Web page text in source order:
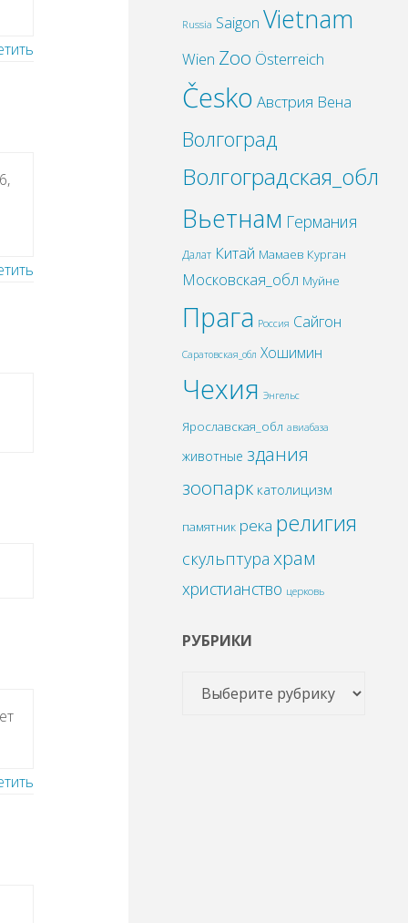
Russia Saigon Vietnam
Wien Zoo Österreich
Česko Австрия Вена
Волгоград
Волгоградская_обл
Вьетнам Германия
Далат Китай Мамаев Курган
Московская_обл Муйне
Прага Россия Сайгон
Саратовская_обл Хошимин
Чехия Энгельс
Ярославская_обл авиабаза
животные здания
зоопарк католицизм
памятник река религия
скульптура храм
христианство церковь
РУБРИКИ